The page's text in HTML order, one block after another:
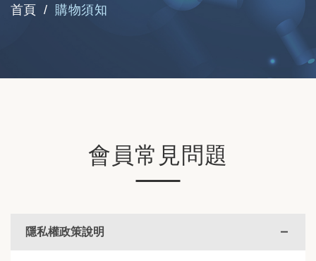
首頁 購物須知
會員常見問題
隱私權政策說明